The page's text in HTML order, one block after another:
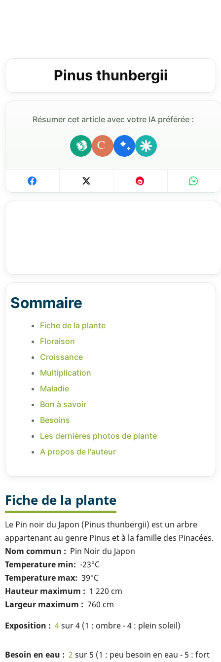
Pinus thunbergii
Résumer cet article avec votre IA préférée :
C
Sommaire
Fiche de la plante
Floraison
Croissance
Multiplication
Maladie
Bon à savoir
Besoins
Les dernières photos de plante
A propos de l'auteur
Fiche de la plante
Le Pin noir du Japon (Pinus thunbergii) est un arbre
appartenant au genre Pinus et à la famille des Pinacées.
Nom commun
Pin Noir du Japon
Temperature min
-23°C
Temperature max 39°C
Hauteur maximum
1 220 cm
Largeur maximum
760 cm
Exposition
4sur 4 (1 : ombre - 4 : plein soleil)
Besoin en eau 2 sur 5 (1 : peu besoin en eau - 5 : fort